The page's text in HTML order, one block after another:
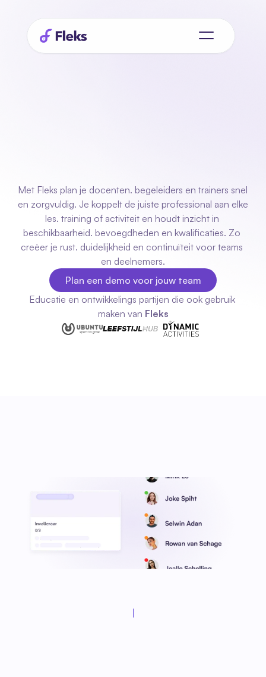
Met Fleks plan je docenten. begeleiders en trainers snel
en zorgvuldig. Je koppelt de juiste professional aan elke
les. training of activiteit en houdt inzicht in
beschikbaarheid. bevoegdheden en kwalificaties. Zo
creëer je rust. duidelijkheid en continuïteit voor teams
en deelnemers.
Plan een demo voor jouw team
Plan een demo voor jouw team
Educatie en ontwikkelings partijen die ook gebruik
maken van Fleks